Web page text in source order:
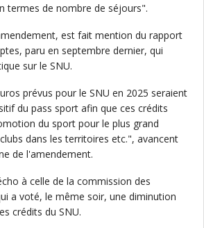
termes de nombre de séjours".
est fait mention du rapport
paru en septembre dernier, qui
sur le SNU.
prévus pour le SNU en 2025 seraient
du pass sport afin que ces crédits
du sport pour le plus grand
dans les territoires etc.", avancent
de l'amendement.
à celle de la commission des
a voté, le même soir, une diminution
crédits du SNU.